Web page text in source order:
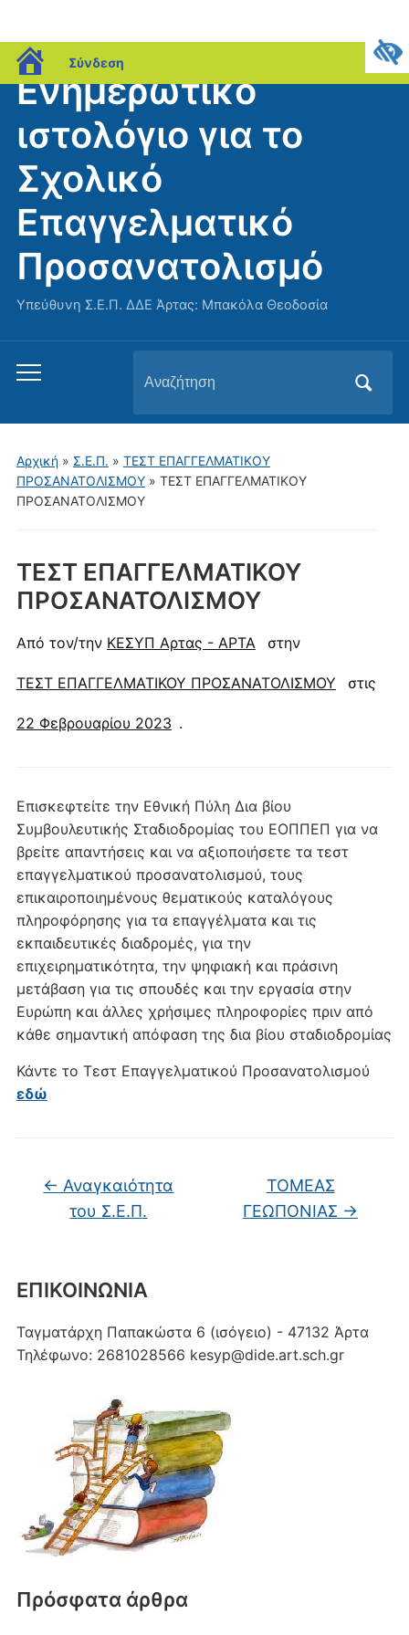
blogs.sch.gr
Σύνδεση
Ενημερωτικό
ιστολόγιο για το
Σχολικό
Επαγγελματικό
Προσανατολισμό
Υπεύθυνη Σ.Ε.Π. ΔΔΕ Άρτας: Μπακόλα Θεοδοσία
Εναλλαγή
μενού
για
κινητά
για:
Αρχική» Σ.Ε.Π. » ΤΕΣΤ ΕΠΑΓΓΕΛΜΑΤΙΚΟΥ
ΠΡΟΣΑΝΑΤΟΛΙΣΜΟΥ» ΤΕΣΤ ΕΠΑΓΓΕΛΜΑΤΙΚΟΥ
ΠΡΟΣΑΝΑΤΟΛΙΣΜΟΥ
ΕΠΙΚΟΙΝΩΝΙΑ
Ταγματάρχη Παπακώστα 6 (ισόγειο) - 47132 Άρτα
Τηλέφωνο: 2681028566 kesyp@dide.art.sch.gr
ΤΕΣΤ ΕΠΑΓΓΕΛΜΑΤΙΚΟΥ
ΠΡΟΣΑΝΑΤΟΛΙΣΜΟΥ
Από τον/την ΚΕΣΥΠ Aρτας - ΑΡΤΑ στην
ΤΕΣΤ ΕΠΑΓΓΕΛΜΑΤΙΚΟΥ ΠΡΟΣΑΝΑΤΟΛΙΣΜΟΥ στις
22 Φεβρουαρίου 2023 .
Επισκεφτείτε την Εθνική Πύλη Δια βίου
Συμβουλευτικής Σταδιοδρομίας του ΕΟΠΠΕΠ για να
βρείτε απαντήσεις και να αξιοποιήσετε τα τεστ
επαγγελματικού προσανατολισμού, τους
επικαιροποιημένους θεματικούς καταλόγους
πληροφόρησης για τα επαγγέλματα και τις
εκπαιδευτικές διαδρομές, για την
επιχειρηματικότητα, την ψηφιακή και πράσινη
μετάβαση για τις σπουδές και την εργασία στην
Ευρώπη και άλλες χρήσιμες πληροφορίες πριν από
κάθε σημαντική απόφαση της δια βίου σταδιοδρομίας
Κάντε το Τεστ Επαγγελματικού Προσανατολισμού
εδώ
← Αναγκαιότητα
του Σ.Ε.Π.
ΤΟΜΕΑΣ
ΓΕΩΠΟΝΙΑΣ →
Πρόσφατα άρθρα